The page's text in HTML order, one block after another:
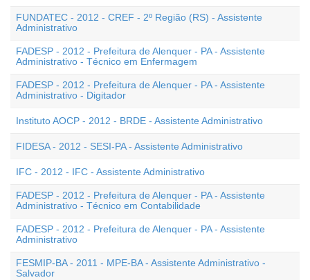
FUNDATEC - 2012 - CREF - 2º Região (RS) - Assistente
Administrativo
FADESP - 2012 - Prefeitura de Alenquer - PA - Assistente
Administrativo - Técnico em Enfermagem
FADESP - 2012 - Prefeitura de Alenquer - PA - Assistente
Administrativo - Digitador
Instituto AOCP - 2012 - BRDE - Assistente Administrativo
FIDESA - 2012 - SESI-PA - Assistente Administrativo
IFC - 2012 - IFC - Assistente Administrativo
FADESP - 2012 - Prefeitura de Alenquer - PA - Assistente
Administrativo - Técnico em Contabilidade
FADESP - 2012 - Prefeitura de Alenquer - PA - Assistente
Administrativo
FESMIP-BA - 2011 - MPE-BA - Assistente Administrativo -
Salvador